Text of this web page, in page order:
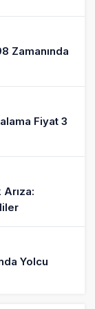
Zamanında
Fiyat 3
Yolcu